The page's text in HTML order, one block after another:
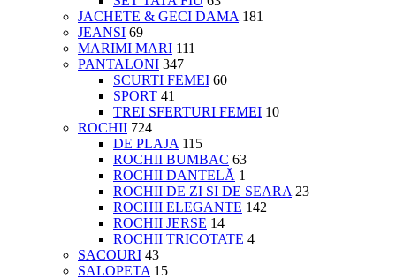
JACHETE & GECI DAMA 181
JEANSI 69
MARIMI MARI 111
PANTALONI 347
SCURTI FEMEI 60
SPORT 41
TREI SFERTURI FEMEI 10
ROCHII 724
DE PLAJA 115
ROCHII BUMBAC 63
ROCHII DANTELĂ 1
ROCHII DE ZI SI DE SEARA 23
ROCHII ELEGANTE 142
ROCHII JERSE 14
ROCHII TRICOTATE 4
SACOURI 43
SALOPETA 15